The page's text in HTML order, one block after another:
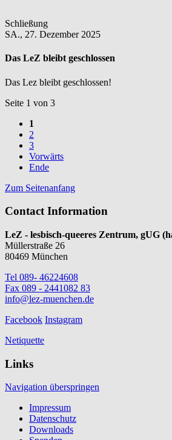
Schließung
SA., 27. Dezember 2025
Das LeZ bleibt geschlossen
Das Lez bleibt geschlossen!
Seite 1 von 3
1
2
3
Vorwärts
Ende
Zum Seitenanfang
Contact Information
LeZ - lesbisch-queeres Zentrum, gUG
Müllerstraße 26
80469 München
Tel 089- 46224608
Fax 089 - 2441082 83
info@lez-muenchen.de
Facebook Instagram
Netiquette
Links
Navigation überspringen
Impressum
Datenschutz
Downloads